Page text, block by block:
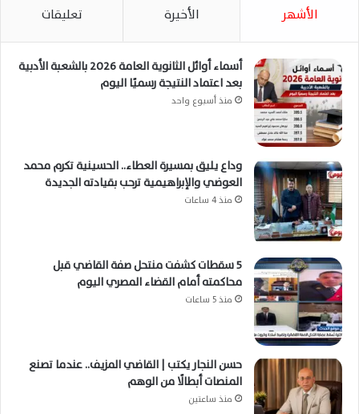
الأشهر الأخيرة تعليقات
أسماء أوائل الثانوية العامة 2026 بالشعبة الأدبية
بعد اعتماد النتيجة رسميًا اليوم
منذ أسبوع واحد
وداع يليق بمسيرة العطاء.. الحسينية تكرم محمد
العوضي والإبراهيمية ترحب بقيادته الجديدة
منذ 4 ساعات
5 سقطات كشفت منتحل صفة القاضي قبل
محاكمته أمام القضاء المصري اليوم
منذ 5 ساعات
حسن النجار يكتب | القاضي المزيف.. عندما تصنع
المنصات أبطالًا من الوهم
منذ ساعتين